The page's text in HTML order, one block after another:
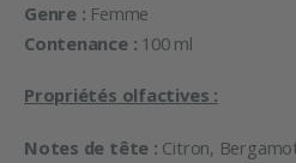
Genre : Femme
Contenance : 100 ml
Propriétés olfactives :
Notes de tête : Citron,